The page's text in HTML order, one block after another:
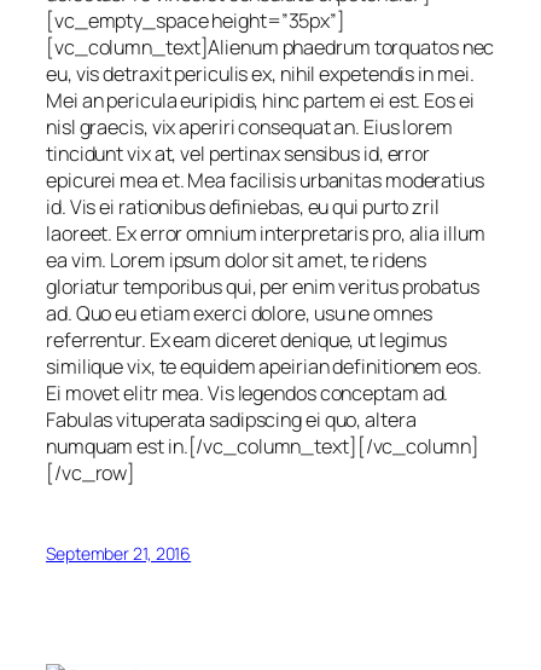
[vc_empty_space height=”35px”]
[vc_column_text]Alienum phaedrum torquatos nec
eu, vis detraxit periculis ex, nihil expetendis in mei.
Mei an pericula euripidis, hinc partem ei est. Eos ei
nisl graecis, vix aperiri consequat an. Eius lorem
tincidunt vix at, vel pertinax sensibus id, error
epicurei mea et. Mea facilisis urbanitas moderatius
id. Vis ei rationibus definiebas, eu qui purto zril
laoreet. Ex error omnium interpretaris pro, alia illum
ea vim. Lorem ipsum dolor sit amet, te ridens
gloriatur temporibus qui, per enim veritus probatus
ad. Quo eu etiam exerci dolore, usu ne omnes
referrentur. Ex eam diceret denique, ut legimus
similique vix, te equidem apeirian definitionem eos.
Ei movet elitr mea. Vis legendos conceptam ad.
Fabulas vituperata sadipscing ei quo, altera
numquam est in.[/vc_column_text][/vc_column]
[/vc_row]
September 21, 2016